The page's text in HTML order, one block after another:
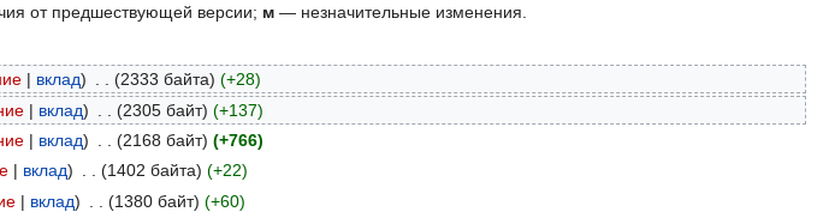
от предшествующей версии; м — незначительные изменения.
| вклад) (2333 байта) (+28)
| вклад) (2305 байт) (+137)
| вклад) (2168 байт) (+766)
| вклад) . . (1402 байта) (+22)
| вклад) (1380 байт) (+60)